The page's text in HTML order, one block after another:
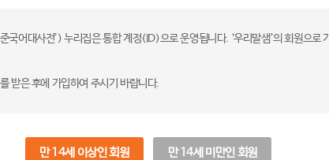
국어대사전’) 누리집은 통합 계정(ID)으로 운영됩니다. ‘우리말샘’의 회원으
받은 후에 가입하여 주시기 바랍니다.
만 14세 이상인 회원 만 14세 미만인 회원